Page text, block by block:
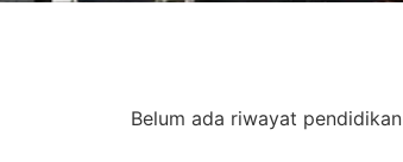
Belum ada riwayat pendidikan